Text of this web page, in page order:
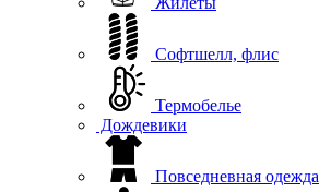
Софтшелл, флис
Термобелье
Дождевики
Повседневная одежда